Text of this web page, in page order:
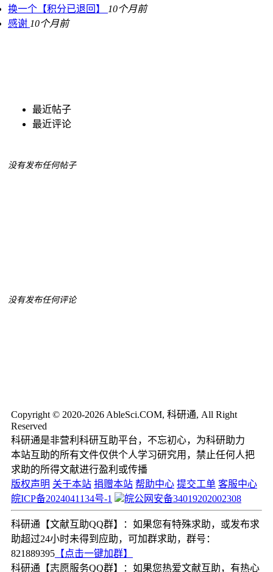
换一个【积分已退回】
10个月前
感谢 10个月前
最近帖子
最近评论
没有发布任何帖子
没有发布任何评论
Copyright © 2020-2026 AbleSci.COM, 科研通, All Right
Reserved
科研通是非营利科研互助平台，不忘初心，为科研助力
本站互助的所有文件仅供个人学习研究用，禁止任何人把
求助的所得文献进行盈利或传播
版权声明 关于本站 捐赠本站 帮助中心 提交工单 客服中心
皖ICP备2024041134号-1
皖公网安备34019202002308
科研通【文献互助QQ群】：如果您有特殊求助，或发布求
助超过24小时未得到应助，可加群求助，群号：
821889395 【点击一键加群】
科研通【志愿服务QQ群】：如果您热爱文献互助，有热心